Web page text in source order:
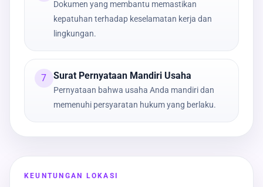
Dokumen yang membantu memastikan
kepatuhan terhadap keselamatan kerja dan
lingkungan.
7 Surat Pernyataan Mandiri Usaha
Pernyataan bahwa usaha Anda mandiri dan
memenuhi persyaratan hukum yang berlaku.
KEUNTUNGAN LOKASI